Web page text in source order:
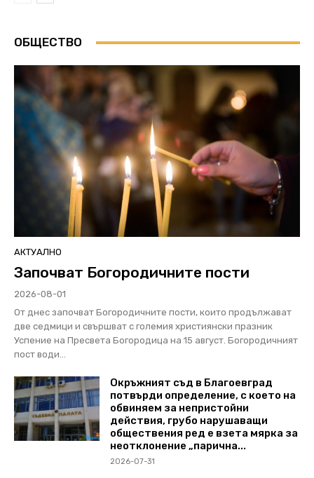
ОБЩЕСТВО
АКТУАЛНО
Започват Богородичните пости
2026-08-01
От днес започват Богородичните пости, които продължават
две седмици и свършват с големия християнски празник
Успение на Пресвета Богородица на 15 август. Богородичният
пост води...
Окръжният съд в Благоевград
потвърди определение, с което на
обвиняем за непристойни
действия, грубо нарушаващи
обществения ред е взета мярка за
неотклонение „парична...
2026-07-31